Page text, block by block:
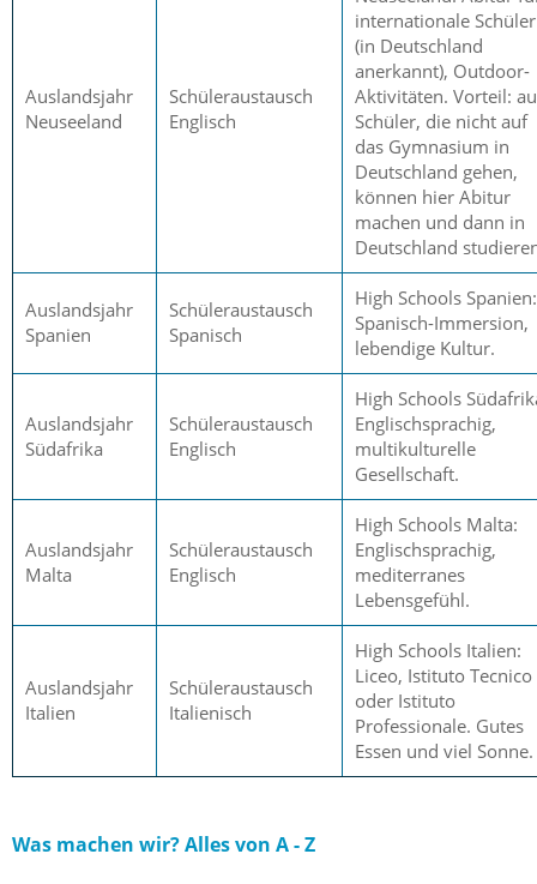
Auslandsjahr
Neuseeland
Schüleraustausch
Englisch
internationale Schüler
(in Deutschland
anerkannt), Outdoor-
Aktivitäten. Vorteil:
Schüler, die nicht auf
das Gymnasium in
Deutschland gehen,
können hier Abitur
machen und dann in
Deutschland
Auslandsjahr
Spanien
Schüleraustausch
Spanisch
High Schools Spanien:
Spanisch-Immersion,
lebendige Kultur.
Auslandsjahr
Südafrika
Schüleraustausch
Englisch
High Schools
Englischsprachig,
multikulturelle
Gesellschaft.
Auslandsjahr
Malta
Schüleraustausch
Englisch
High Schools Malta:
Englischsprachig,
mediterranes
Lebensgefühl.
Auslandsjahr
Italien
Schüleraustausch
Italienisch
High Schools Italien:
Liceo, Istituto Tecnico
oder Istituto
Professionale. Gutes
Essen und viel Sonne.
Was machen wir? Alles von A - Z